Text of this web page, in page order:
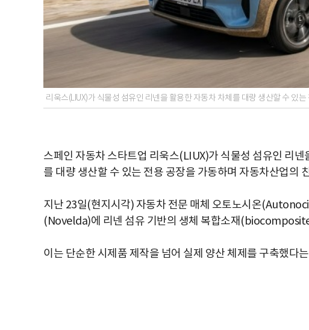
리욱스(LIUX)가 식물성 섬유인 리넨을 활용한 자동차 차체를 대량 생산할 수 있
스페인 자동차 스타트업 리욱스(LIUX)가 식물성 섬유인 리
를 대량 생산할 수 있는 전용 공장을 가동하며 자동차산업의
지난 23일(현지시각) 자동차 전문 매체 오토노시온
(Novelda)에 리넨 섬유 기반의 생체 복합소재
이는 단순한 시제품 제작을 넘어 실제 양산 체제를 구축했다